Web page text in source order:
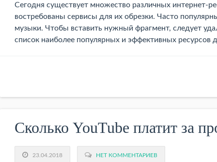
Сегодня существует множество различных интернет-
востребованы сервисы для их обрезки. Часто
музыки. Чтобы вставить нужный фрагмент, следует
список наиболее популярных и эффективных ресурсов
Сколько YouTube платит за
23.04.2018 НЕТ КОММЕНТАРИЕВ